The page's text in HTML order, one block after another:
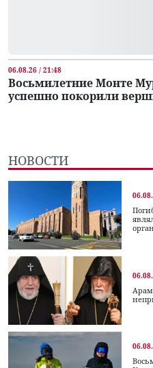
06.08.26 / 21:48
Восьмилетние Монте
успешно покорили
НОВОСТИ
Арам